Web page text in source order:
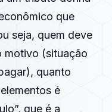
que
seja, quem deve
motivo (situação
quanto
é
que é a